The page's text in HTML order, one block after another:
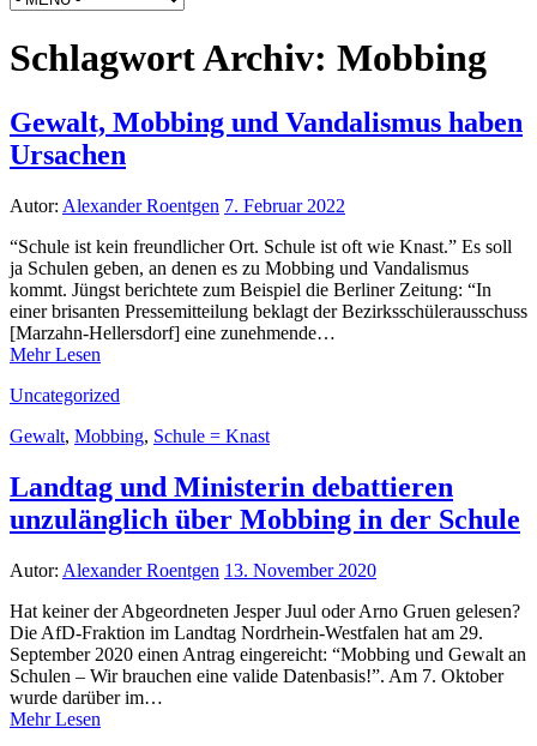
Schlagwort Archiv: Mobbing
Gewalt, Mobbing und Vandalismus haben
Ursachen
Autor: Alexander Roentgen 7. Februar 2022
“Schule ist kein freundlicher Ort. Schule ist oft wie Knast.” Es soll
ja Schulen geben, an denen es zu Mobbing und Vandalismus
kommt. Jüngst berichtete zum Beispiel die Berliner Zeitung: “In
einer brisanten Pressemitteilung beklagt der Bezirksschülerausschuss
[Marzahn-Hellersdorf] eine zunehmende…
Mehr Lesen
Uncategorized
Gewalt, Mobbing, Schule = Knast
Landtag und Ministerin debattieren
unzulänglich über Mobbing in der Schule
Autor: Alexander Roentgen 13. November 2020
Hat keiner der Abgeordneten Jesper Juul oder Arno Gruen gelesen?
Die AfD-Fraktion im Landtag Nordrhein-Westfalen hat am 29.
September 2020 einen Antrag eingereicht: “Mobbing und Gewalt an
Schulen – Wir brauchen eine valide Datenbasis!”. Am 7. Oktober
wurde darüber im…
Mehr Lesen